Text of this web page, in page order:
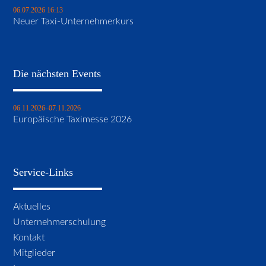
06.07.2026 16:13
Neuer Taxi-Unternehmerkurs
Die nächsten Events
06.11.2026–07.11.2026
Europäische Taximesse 2026
Service-Links
Navigation
überspringen
Aktuelles
Unternehmerschulung
Kontakt
Mitglieder